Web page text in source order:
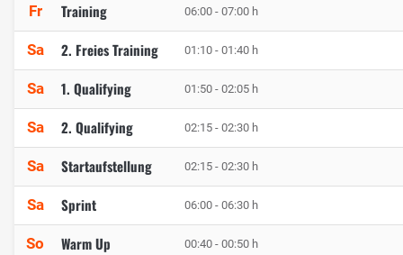
Fr Training 06:00 - 07:00 h
Sa 2. Freies Training 01:10 - 01:40 h
Sa 1. Qualifying 01:50 - 02:05 h
Sa 2. Qualifying 02:15 - 02:30 h
Sa Startaufstellung 02:15 - 02:30 h
Sa Sprint 06:00 - 06:30 h
So Warm Up 00:40 - 00:50 h